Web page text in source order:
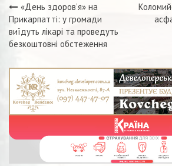
Навігація
записів
«День здоров’я» на
Прикарпатті: у громади
виїдуть лікарі та проведуть
безкоштовні обстеження